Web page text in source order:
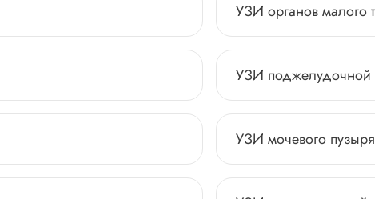
УЗИ органов малого
УЗИ поджелудочной
УЗИ мочевого пузыря